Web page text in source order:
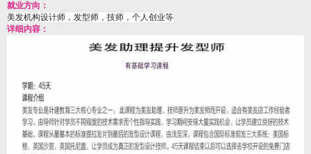
就业方向：
美发机构设计师，发型师，技师，个人创业等
详细内容：